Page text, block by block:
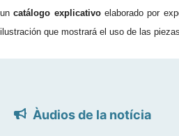
uncatálogo explicativoelaborado por
ilustración que mostrará el uso de las
Àudios de la notícia